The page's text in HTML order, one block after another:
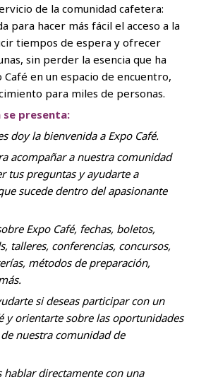
de la comunidad cafetera:
para hacer más fácil el acceso a la
tiempos de espera y ofrecer
sin perder la esencia que ha
en un espacio de encuentro,
para miles de personas.
se presenta:
doy la bienvenida a Expo Café.
acompañar a nuestra comunidad
tus preguntas y ayudarte a
sucede dentro del apasionante
Expo Café, fechas, boletos,
talleres, conferencias, concursos,
métodos de preparación,
si deseas participar con un
y orientarte sobre las oportunidades
nuestra comunidad de
hablar directamente con una